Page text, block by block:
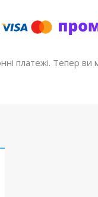
платежі. Тепер